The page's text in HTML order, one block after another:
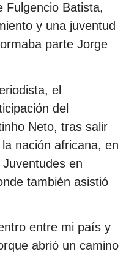
Fulgencio Batista,
y una juventud
parte Jorge
el
del
Neto, tras salir
nación africana, en
en
también asistió
entre mi país y
abrió un camino